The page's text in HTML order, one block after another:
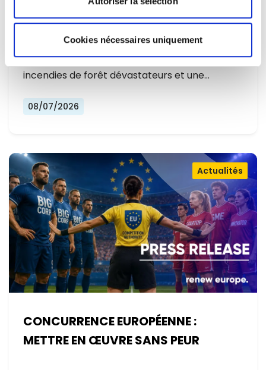
Cookies nécessaires uniquement
L'EUROPE NE PEUT PLUS SE
CONTENTER DE RÉAGIR ET DOIT SE
PRÉPARER
Alors que l'Europe connaît un nouvel été
marqué par des températures record, des
incendies de forêt dévastateurs et une…
08/07/2026
CONCURRENCE EUROPÉENNE :
METTRE EN ŒUVRE SANS PEUR
Actualités